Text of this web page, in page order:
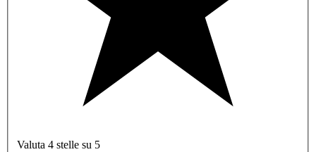
Valuta 4 stelle su 5